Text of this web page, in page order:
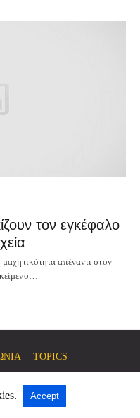
τον εγκέφαλο
απέναντι στον
TOPICS
AMP Version
Accept